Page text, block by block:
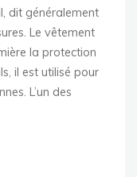
dit généralement
Le vêtement
la protection
il est utilisé pour
L’un des